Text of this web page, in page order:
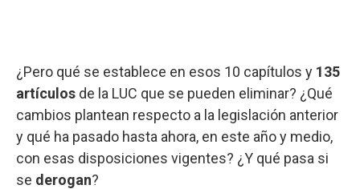
¿Pero qué se establece en esos 10 capítulos y 135
artículos de la LUC que se pueden eliminar? ¿Qué
cambios plantean respecto a la legislación anterior
y qué ha pasado hasta ahora, en este año y medio,
con esas disposiciones vigentes? ¿Y qué pasa si
se derogan?